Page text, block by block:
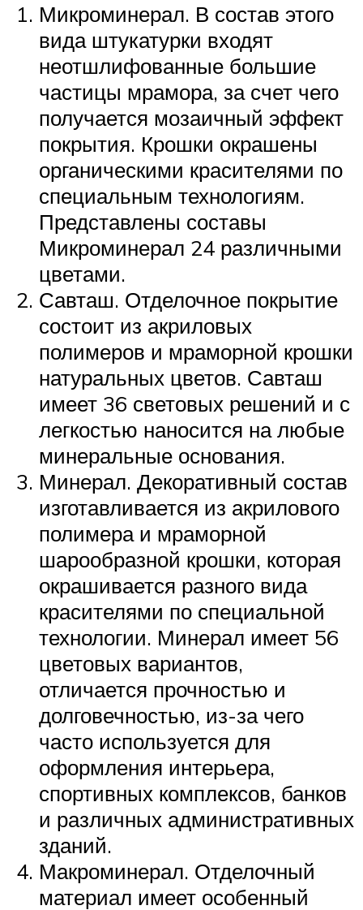
Микроминерал. В состав этого
вида штукатурки входят
неотшлифованные большие
частицы мрамора, за счет чего
получается мозаичный эффект
покрытия. Крошки окрашены
органическими красителями по
специальным технологиям.
Представлены составы
Микроминерал 24 различными
цветами.
Савташ. Отделочное покрытие
состоит из акриловых
полимеров и мраморной крошки
натуральных цветов. Савташ
имеет 36 световых решений и с
легкостью наносится на любые
минеральные основания.
Минерал. Декоративный состав
изготавливается из акрилового
полимера и мраморной
шарообразной крошки, которая
окрашивается разного вида
красителями по специальной
технологии. Минерал имеет 56
цветовых вариантов,
отличается прочностью и
долговечностью, из-за чего
часто используется для
оформления интерьера,
спортивных комплексов, банков
и различных административных
зданий.
Макроминерал. Отделочный
материал имеет особенный